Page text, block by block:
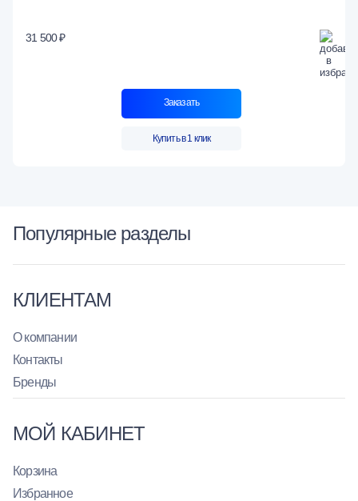
31 500 ₽
Заказать
Купить в 1 клик
Популярные разделы
КЛИЕНТАМ
О компании
Контакты
Бренды
МОЙ КАБИНЕТ
Корзина
Избранное